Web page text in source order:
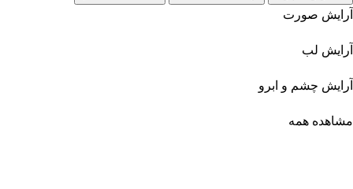
آرایش صورت
آرایش لب
آرایش چشم و ابرو
مشاهده همه